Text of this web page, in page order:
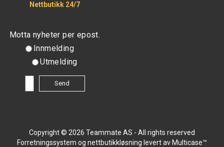
Nettbutikk 24/7
Motta nyheter per epost.
Innmelding
Utmelding
Copyright © 2026 Teammate AS - All rights reserved
Forretningssystem og nettbutikkløsning levert av Multicase™